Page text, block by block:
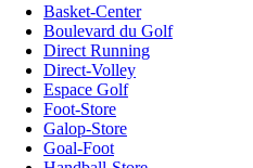
Basket-Center
Boulevard du Golf
Direct Running
Direct-Volley
Espace Golf
Foot-Store
Galop-Store
Goal-Foot